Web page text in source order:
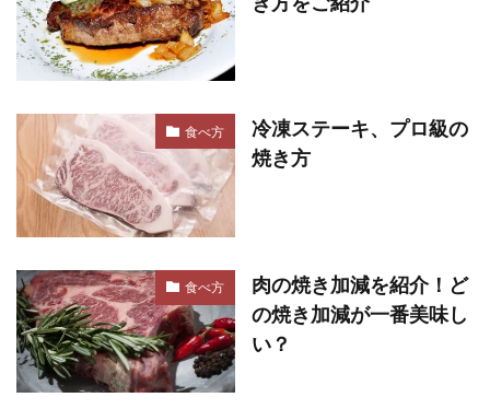
食べ方
冷凍ステーキ、プロ級の
焼き方
食べ方
肉の焼き加減を紹介！ど
の焼き加減が一番美味し
い？